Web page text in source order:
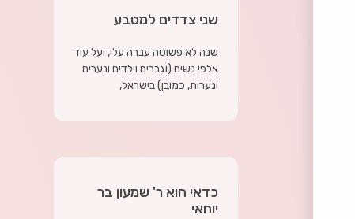
שני צדדים למטבע
שנה לא פשוטה עברה עלי, ועל עוד
אלפי נשים (וגברים וילדים ונערים
ונערות, כמובן) בישראל,
כדאי הוא ר' שמעון בר
יוחאי